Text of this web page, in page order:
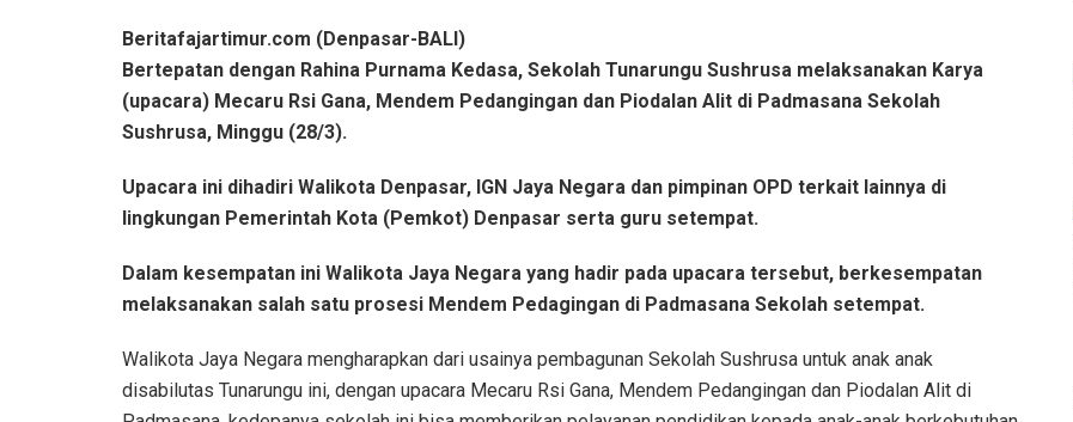
Beritafajartimur.com (Denpasar-BALI)
Bertepatan dengan Rahina Purnama Kedasa, Sekolah Tunarungu Sushrusa melaksanakan Karya
(upacara) Mecaru Rsi Gana, Mendem Pedangingan dan Piodalan Alit di Padmasana Sekolah
Sushrusa, Minggu (28/3).
Upacara ini dihadiri Walikota Denpasar, IGN Jaya Negara dan pimpinan OPD terkait lainnya di
lingkungan Pemerintah Kota (Pemkot) Denpasar serta guru setempat.
Dalam kesempatan ini Walikota Jaya Negara yang hadir pada upacara tersebut, berkesempatan
melaksanakan salah satu prosesi Mendem Pedagingan di Padmasana Sekolah setempat.
Walikota Jaya Negara mengharapkan dari usainya pembagunan Sekolah Sushrusa untuk anak anak
disabilutas Tunarungu ini, dengan upacara Mecaru Rsi Gana, Mendem Pedangingan dan Piodalan Alit di